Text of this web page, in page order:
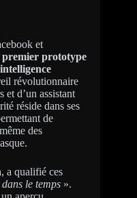
et
premier prototype
révolutionnaire
et d’un assistant
réside dans ses
de
des
a qualifié ces
le temps ».